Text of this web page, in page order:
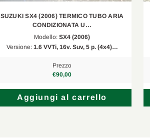
SUZUKI SX4 (2006) TERMICO TUBO ARIA
CONDIZIONATA U…
Modello: SX4 (2006)
Versione: 1.6 VVTi, 16v. Suv, 5 p. (4x4)…
Prezzo
€90,00
Aggiungi al carrello